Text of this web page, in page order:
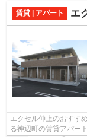
賃貸 | アパート エ
エクセル仲上のおす
る神辺町の賃貸アパ